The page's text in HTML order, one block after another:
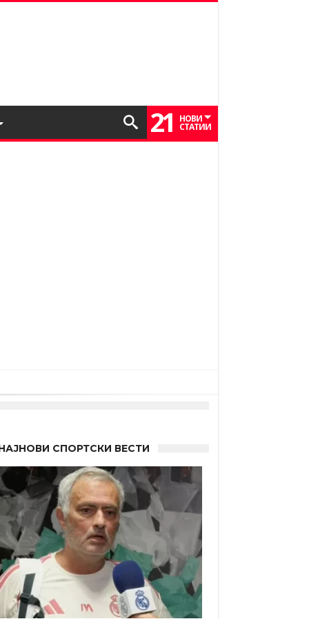
21 НОВИ
СТАТИИ
СПОРТСКИ ВЕСТИ